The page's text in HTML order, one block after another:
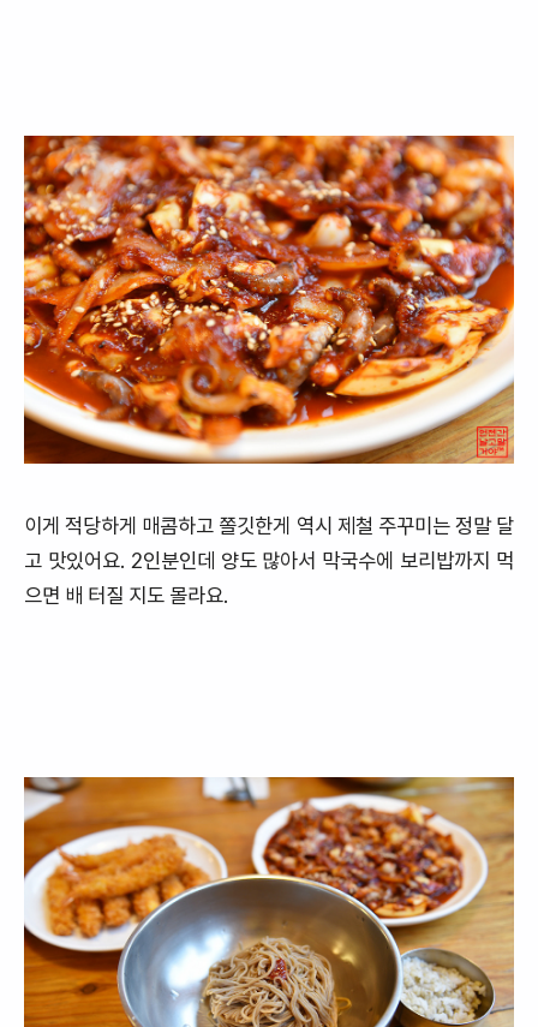
이게 적당하게 매콤하고 쫄깃한게 역시 제철 주꾸미는 정말 달
고 맛있어요. 2인분인데 양도 많아서 막국수에 보리밥까지 먹
으면 배 터질 지도 몰라요.